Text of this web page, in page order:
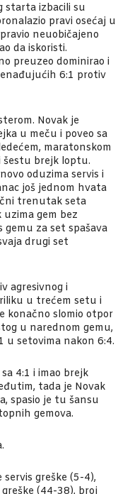
starta izbacili su
pravi osećaj u
neuobičajeno
da iskoristi.
preuzeo dominirao i
6:1 protiv
Novak je
u meču i poveo sa
maratonskom
šestu brejk loptu.
oduzima servis i
još jednom hvata
trenutak seta
uzima gem bez
gemu za set spašava
drugi set
agresivnog i
u trećem setu i
konačno slomio otpor
u narednom gemu,
u setovima nakon 6:4.
4:1 i imao brejk
tada je Novak
spasio je tu šansu
gemova.
greške (5-4),